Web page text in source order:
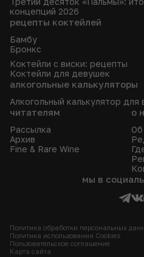
концепций 2026
рецепты коктейлей
Бамбу
Бронкс
Коктейли с виски: рецепты
Коктейли для девушек
алкогольные калькуляторы
Алкогольный калькулятор для
читателям
Рассылка
Архив
Fine & Rare Wine
о
Об
мы в
Политика обработки персональных
Политика использования Сookies
Пользовательское соглашение
Карта сайта